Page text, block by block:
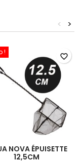
>
<
!
NOVA ÉPUISETTE
12,5CM
favorite_border